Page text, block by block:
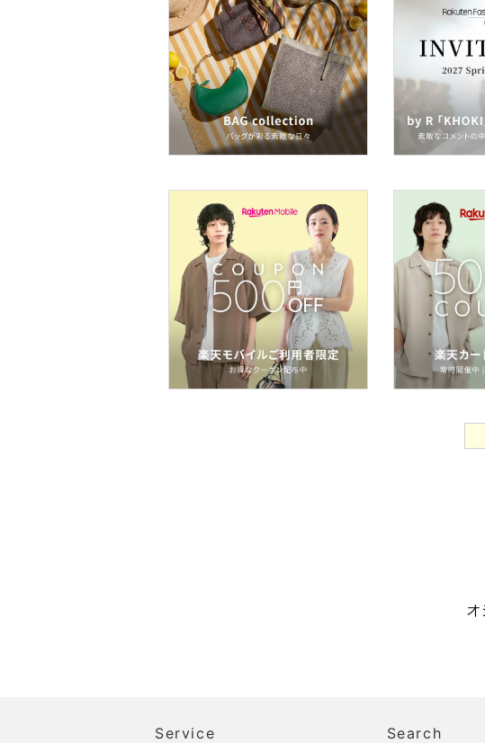
ベースメイク
メイクアップ
ネイル
ボディケア・オーラルケ
ヘアケア
フレグランス
メイク道具・美容器具
コフレ・キット・セット
食器・調理器具・キッチ
ン用品
Service Search